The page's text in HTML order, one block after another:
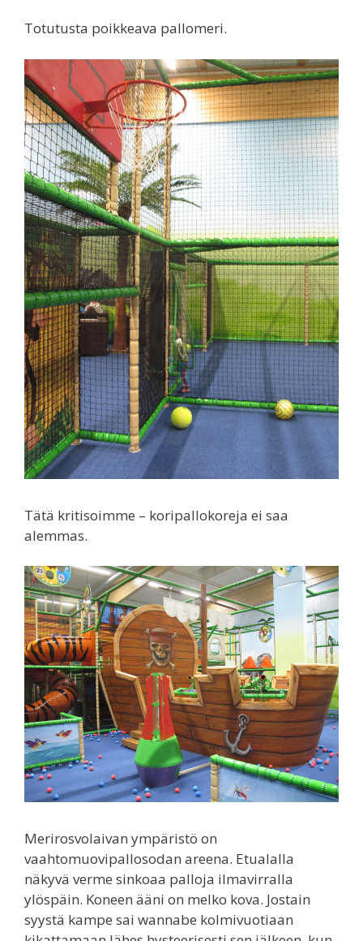
Totutusta poikkeava pallomeri.
Tätä kritisoimme – koripallokoreja ei saa
alemmas.
Merirosvolaivan ympäristö on
vaahtomuovipallosodan areena. Etualalla
näkyvä verme sinkoaa palloja ilmavirralla
ylöspäin. Koneen ääni on melko kova. Jostain
syystä kampe sai wannabe kolmivuotiaan